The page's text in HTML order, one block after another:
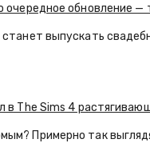
очередное обновление
станет выпускать
в The Sims 4
Примерно так